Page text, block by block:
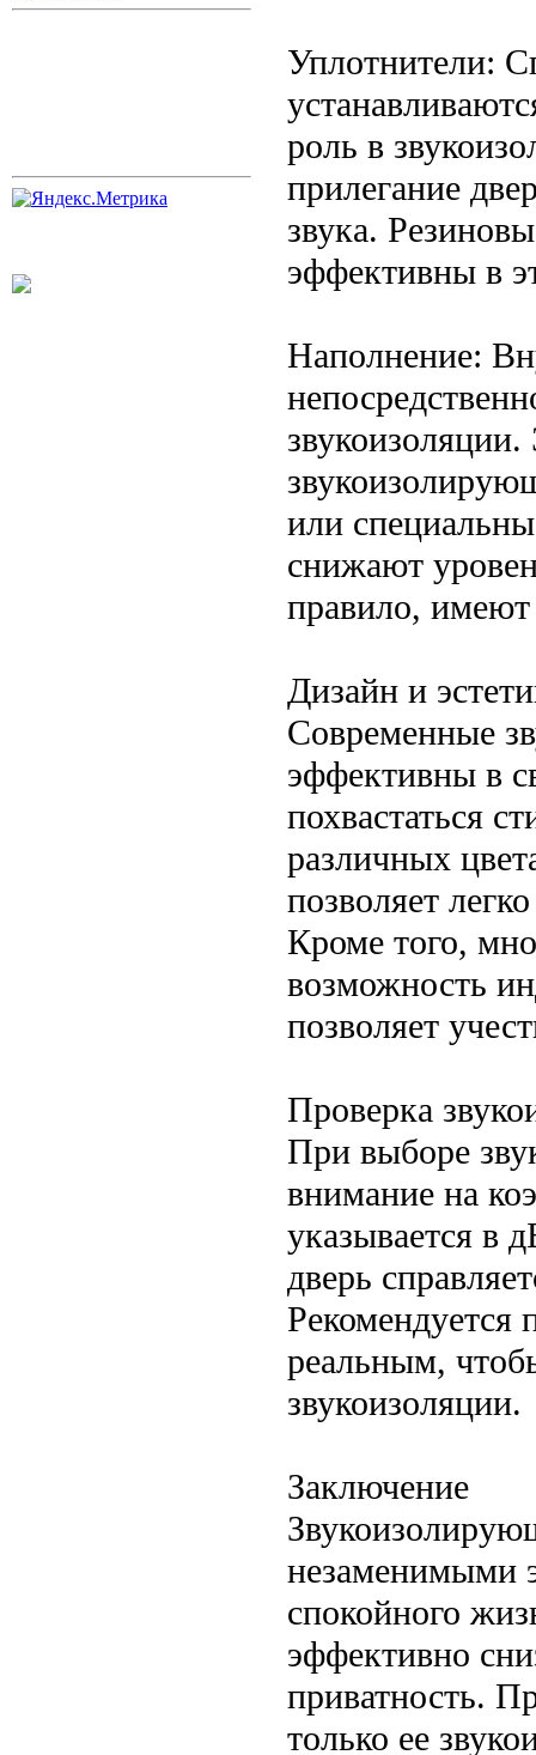
Уплотнители:
роль в
прилегание
звука.
эффективны в
Наполнение:
или
снижают
правило, имеют
Дизайн и
Современные
эффективны в
похвастаться
различных
позволяет
Кроме того,
возможность
позволяет
Проверка
При выборе
внимание на
указывается в
дверь
Рекомендуется
реальным,
звукоизоляции.
Заключение
незаменимыми
спокойного
эффективно
приватность.
только ее